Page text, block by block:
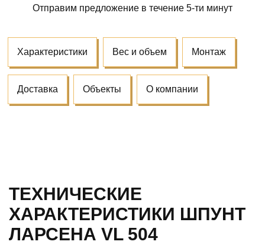
Отправим предложение в течение 5-ти минут
Характеристики Вес и объем Монтаж
Доставка Объекты О компании
ТЕХНИЧЕСКИЕ
ХАРАКТЕРИСТИКИ ШПУНТ
ЛАРСЕНА VL 504